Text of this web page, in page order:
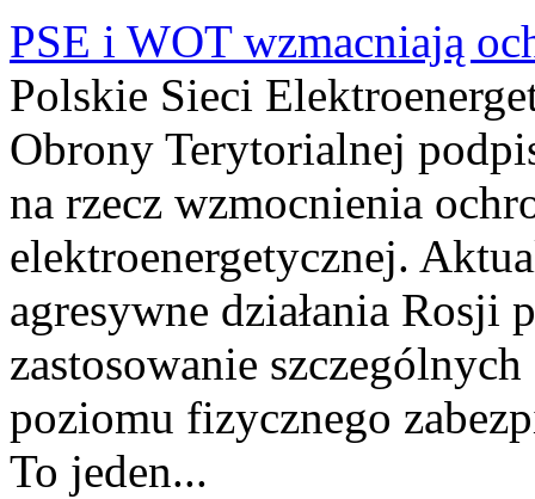
PSE i WOT wzmacniają
Polskie Sieci
Obrony Terytorialnej
na rzecz wzmocnienia
elektroenergetycznej.
agresywne działania Rosji
zastosowanie
poziomu fizycznego
To jeden...